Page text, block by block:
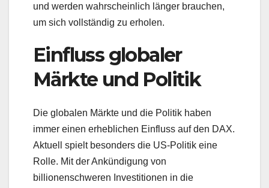
und werden wahrscheinlich länger brauchen,
um sich vollständig zu erholen.
Einfluss globaler
Märkte und Politik
Die globalen Märkte und die Politik haben
immer einen erheblichen Einfluss auf den DAX.
Aktuell spielt besonders die US-Politik eine
Rolle. Mit der Ankündigung von
billionenschweren Investitionen in die